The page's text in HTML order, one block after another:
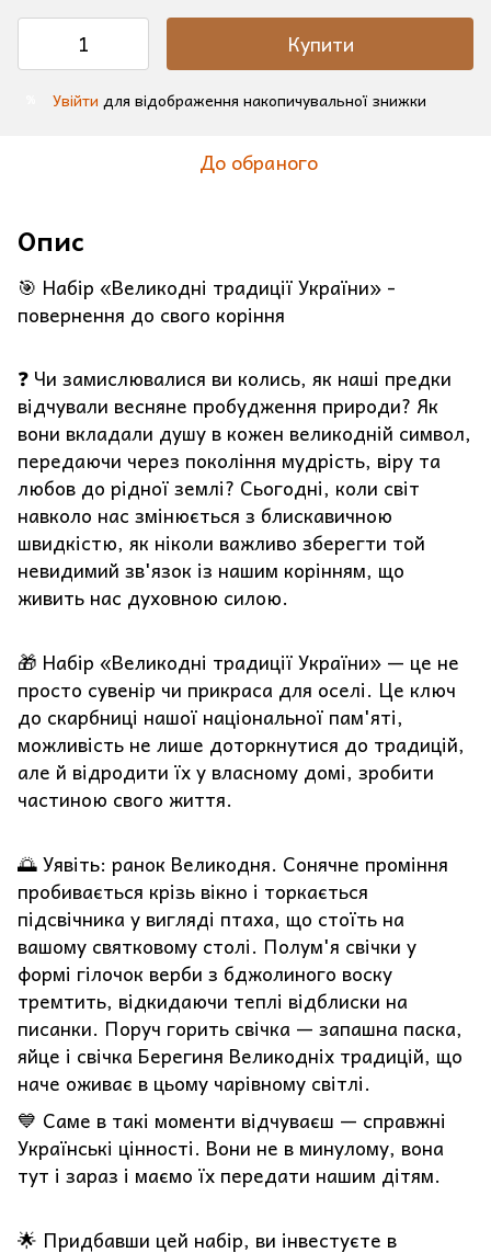
Купити
Увійти для відображення накопичувальної знижки
До обраного
Опис
🎯 Набір «Великодні традиції України» -
повернення до свого коріння
❓ Чи замислювалися ви колись, як наші предки
відчували весняне пробудження природи? Як
вони вкладали душу в кожен великодній символ,
передаючи через покоління мудрість, віру та
любов до рідної землі? Сьогодні, коли світ
навколо нас змінюється з блискавичною
швидкістю, як ніколи важливо зберегти той
невидимий зв'язок із нашим корінням, що
живить нас духовною силою.
🎁 Набір «Великодні традиції України» — це не
просто сувенір чи прикраса для оселі. Це ключ
до скарбниці нашої національної пам'яті,
можливість не лише доторкнутися до традицій,
але й відродити їх у власному домі, зробити
частиною свого життя.
🌅 Уявіть: ранок Великодня. Сонячне проміння
пробивається крізь вікно і торкається
підсвічника у вигляді птаха, що стоїть на
вашому святковому столі. Полум'я свічки у
формі гілочок верби з бджолиного воску
тремтить, відкидаючи теплі відблиски на
писанки. Поруч горить свічка — запашна паска,
яйце і свічка Берегиня Великодніх традицій, що
наче оживає в цьому чарівному світлі.
💙 Саме в такі моменти відчуваєш — справжні
Українські цінності. Вони не в минулому, вона
тут і зараз і маємо їх передати нашим дітям.
🌟 Придбавши цей набір, ви інвестуєте в